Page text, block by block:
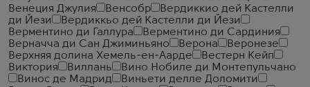
Венеция Джулия
Венсобр
Вердиккио дей Кастелли
ди Йези
Вердиккьо дей Кастелли ди Йези
Верментино ди Галлура
Верментино ди Сардиния
Верначча ди Сан Джиминьяно
Верона
Веронезе
Верхняя долина Хемель-ен-Аарде
Вестерн Кейп
Виктория
Виллань
Вино Нобиле ди Монтепульчано
Винос де Мадрид
Виньети делле Доломити